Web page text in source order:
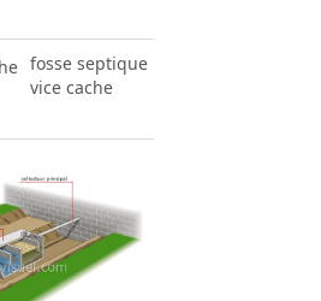
fosse septique
vice cache